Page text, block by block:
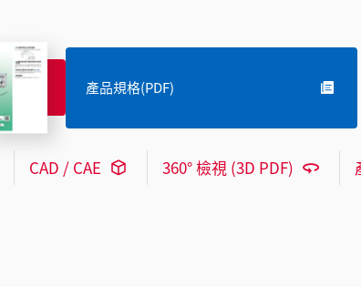
產品規格(PDF)
CAD / CAE 360° 檢視 (3D PDF)